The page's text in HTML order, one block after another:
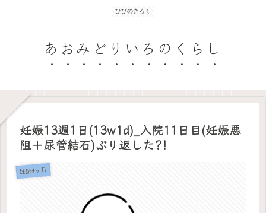
ひびのきろく
あおみどりいろのくらし
妊娠13週1日(13w1d)_入院11日目(妊娠悪
阻＋尿管結石)ぶり返した?!
妊娠4ヶ月